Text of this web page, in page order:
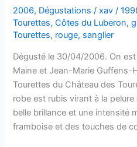
2006, Dégustations /xav/
Tourettes,Côtes du Luberon,
Tourettes, rouge, sanglier
Dégusté le 30/04/2006. On
Maine et Jean-Marie Guffens-
Tourettes du Château des
robe est rubis virant à la pelure
belle brillance et une intensité
framboise et des touches de